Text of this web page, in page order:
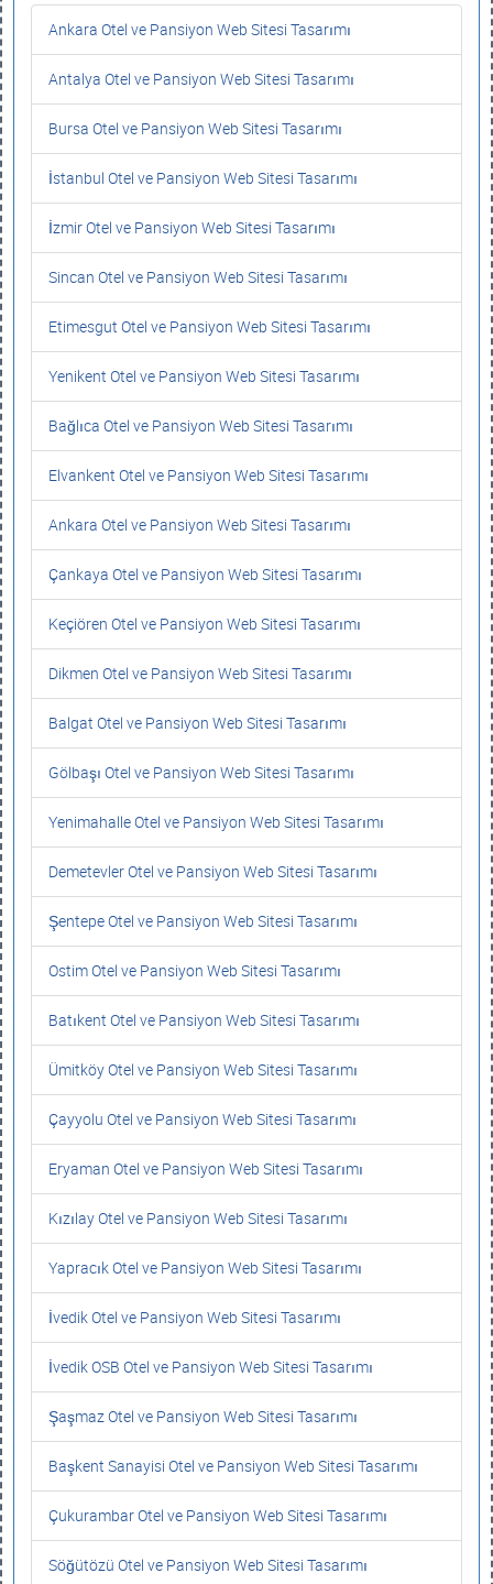
Ankara Otel ve Pansiyon Web Sitesi Tasarımı
Antalya Otel ve Pansiyon Web Sitesi Tasarımı
Bursa Otel ve Pansiyon Web Sitesi Tasarımı
İstanbul Otel ve Pansiyon Web Sitesi Tasarımı
İzmir Otel ve Pansiyon Web Sitesi Tasarımı
Sincan Otel ve Pansiyon Web Sitesi Tasarımı
Etimesgut Otel ve Pansiyon Web Sitesi Tasarımı
Yenikent Otel ve Pansiyon Web Sitesi Tasarımı
Bağlıca Otel ve Pansiyon Web Sitesi Tasarımı
Elvankent Otel ve Pansiyon Web Sitesi Tasarımı
Ankara Otel ve Pansiyon Web Sitesi Tasarımı
Çankaya Otel ve Pansiyon Web Sitesi Tasarımı
Keçiören Otel ve Pansiyon Web Sitesi Tasarımı
Dikmen Otel ve Pansiyon Web Sitesi Tasarımı
Balgat Otel ve Pansiyon Web Sitesi Tasarımı
Gölbaşı Otel ve Pansiyon Web Sitesi Tasarımı
Yenimahalle Otel ve Pansiyon Web Sitesi Tasarımı
Demetevler Otel ve Pansiyon Web Sitesi Tasarımı
Şentepe Otel ve Pansiyon Web Sitesi Tasarımı
Ostim Otel ve Pansiyon Web Sitesi Tasarımı
Batıkent Otel ve Pansiyon Web Sitesi Tasarımı
Ümitköy Otel ve Pansiyon Web Sitesi Tasarımı
Çayyolu Otel ve Pansiyon Web Sitesi Tasarımı
Eryaman Otel ve Pansiyon Web Sitesi Tasarımı
Kızılay Otel ve Pansiyon Web Sitesi Tasarımı
Yapracık Otel ve Pansiyon Web Sitesi Tasarımı
İvedik Otel ve Pansiyon Web Sitesi Tasarımı
İvedik OSB Otel ve Pansiyon Web Sitesi Tasarımı
Şaşmaz Otel ve Pansiyon Web Sitesi Tasarımı
Başkent Sanayisi Otel ve Pansiyon Web Sitesi Tasarımı
Çukurambar Otel ve Pansiyon Web Sitesi Tasarımı
Söğütözü Otel ve Pansiyon Web Sitesi Tasarımı